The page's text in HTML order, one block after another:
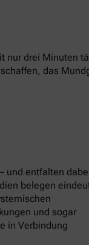
drei Minuten
das
und entfalten
belegen
und sogar
in Verbindung